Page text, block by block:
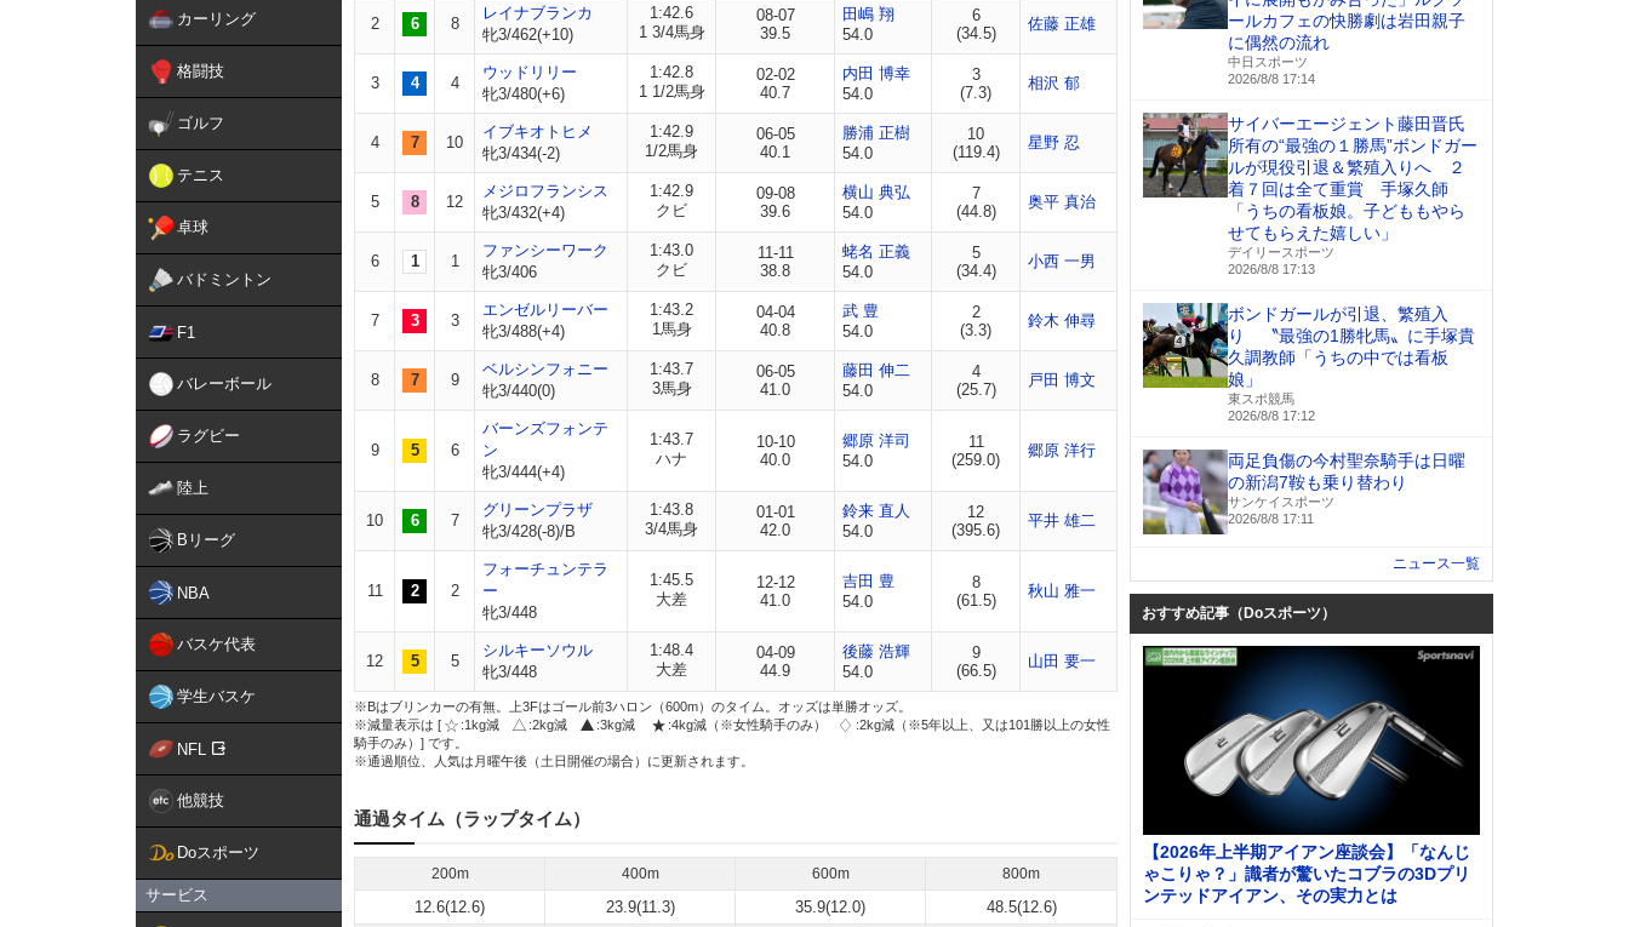
カーリング
格闘技
ゴルフ
テニス
卓球
バドミントン
F1
バレーボール
ラグビー
陸上
Bリーグ
NBA
バスケ代表
学生バスケ
NFL
他競技
Doスポーツ
サービス
2 6 8
レイナブランカ
牝3/462(+10)
1:42.6
1 3/4馬身
08-07
39.5
田嶋 翔
54.0
6
(34.5)
佐藤 正雄
3 4 4
ウッドリリー
牝3/480(+6)
1:42.8
1 1/2馬身
02-02
40.7
内田 博幸
54.0
3
(7.3)
相沢 郁
4 7 10
イブキオトヒメ
牝3/434(-2)
1:42.9
1/2馬身
06-05
40.1
勝浦 正樹
54.0
10
(119.4)
星野 忍
5 8 12
メジロフランシス
牝3/432(+4)
1:42.9
クビ
09-08
39.6
横山 典弘
54.0
7
(44.8)
奥平 真治
6 1 1
ファンシーワーク
牝3/406
1:43.0
クビ
11-11
38.8
蛯名 正義
54.0
5
(34.4)
小西 一男
7 3 3
エンゼルリーバー
牝3/488(+4)
1:43.2
1馬身
04-04
40.8
武 豊
54.0
2
(3.3)
鈴木 伸尋
8 7 9
ベルシンフォニー
牝3/440(0)
1:43.7
3馬身
06-05
41.0
藤田 伸二
54.0
4
(25.7)
戸田 博文
9 5 6
バーンズフォンテ
ン
牝3/444(+4)
1:43.7
ハナ
10-10
40.0
郷原 洋司
54.0
11
(259.0)
郷原 洋行
10 6 7
グリーンプラザ
牝3/428(-8)/B
1:43.8
3/4馬身
01-01
42.0
鈴来 直人
54.0
12
(395.6)
平井 雄二
11 2 2
フォーチュンテラ
ー
牝3/448
1:45.5
大差
12-12
41.0
吉田 豊
54.0
8
(61.5)
秋山 雅一
12 5 5
シルキーソウル
牝3/448
1:48.4
大差
04-09
44.9
後藤 浩輝
54.0
9
(66.5)
山田 要一
※Bはブリンカーの有無。上3Fはゴール前3ハロン（600m）のタイム。オッズは単勝オッズ。
※減量表示は [
:1kg減 :2kg減 :3kg減 :4kg減（※女性騎手のみ）
:2kg減（※5年以上、又は101勝以上の女性
騎手のみ）] です。
※通過順位、人気は月曜午後（土日開催の場合）に更新されます。
通過タイム（ラップタイム）
200m 400m 600m 800m
12.6(12.6) 23.9(11.3) 35.9(12.0) 48.5(12.6)
ールカフェの快勝劇は岩田親子
に偶然の流れ
中日スポーツ
2026/8/8 17:14
サイバーエージェント藤田晋氏
所有の“最強の１勝馬”ボンドガー
ルが現役引退＆繁殖入りへ ２
着７回は全て重賞 手塚久師
「うちの看板娘。子どももやら
せてもらえた嬉しい」
デイリースポーツ
2026/8/8 17:13
ボンドガールが引退、繁殖入
り 〝最強の1勝牝馬〟に手塚貴
久調教師「うちの中では看板
娘」
東スポ競馬
2026/8/8 17:12
両足負傷の今村聖奈騎手は日曜
の新潟7鞍も乗り替わり
サンケイスポーツ
2026/8/8 17:11
ニュース一覧
おすすめ記事（Doスポーツ）
【2026年上半期アイアン座談会】「なんじ
ゃこりゃ？」識者が驚いたコブラの3Dプリ
ンテッドアイアン、その実力とは